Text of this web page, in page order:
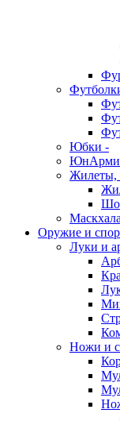
Юбки -
Жилеты,
Оружие и
Луки и
Ножи и